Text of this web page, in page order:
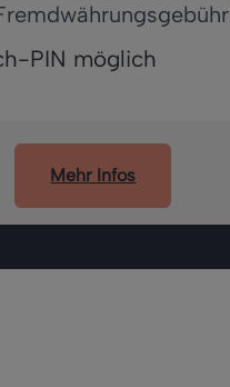
PIN möglich
Mehr Infos